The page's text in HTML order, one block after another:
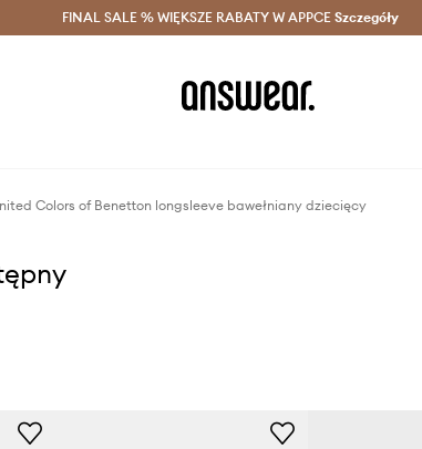
Oszczędzaj z Answear Club > Dostawa nawet w 24h >
FINAL SALE % WIĘKSZE RABATY W APPCE Szczegóły
Colors of Benetton longsleeve bawełniany dziecięcy